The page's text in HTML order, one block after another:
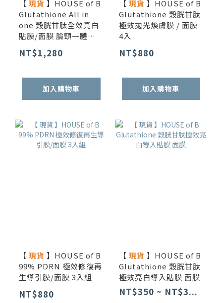
【 現貨 】HOUSE of B
Glutathione All in
one 穀胱甘肽全效亮白
貼膜/面膜 臉頸一體強
效組 3入
NT$1,280
加入購物車
【 現貨 】HOUSE of B
Glutathione 穀胱甘肽
極效拋光煥膚膜 / 面膜
4入
NT$880
加入購物車
【 現貨 】HOUSE of B
99% PDRN 極效修復再
生導引膜/面膜 3入組
NT$880
【 現貨 】HOUSE of B
Glutathione 穀胱甘肽
極效亮白導入貼膜 面膜
NT$350 ~ NT$3...